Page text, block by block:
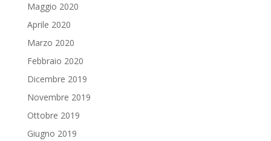
Maggio 2020
Aprile 2020
Marzo 2020
Febbraio 2020
Dicembre 2019
Novembre 2019
Ottobre 2019
Giugno 2019